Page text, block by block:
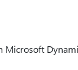
Microsoft